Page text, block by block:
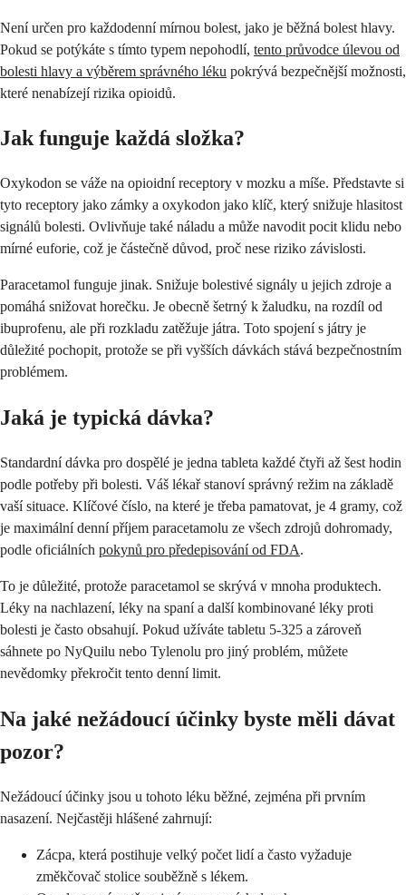
Není určen pro každodenní mírnou bolest, jako je běžná bolest hlavy.
Pokud se potýkáte s tímto typem nepohodlí, tento průvodce úlevou od
bolesti hlavy a výběrem správného léku pokrývá bezpečnější možnosti,
které nenabízejí rizika opioidů.
Jak funguje každá složka?
Oxykodon se váže na opioidní receptory v mozku a míše. Představte si
tyto receptory jako zámky a oxykodon jako klíč, který snižuje hlasitost
signálů bolesti. Ovlivňuje také náladu a může navodit pocit klidu nebo
mírné euforie, což je částečně důvod, proč nese riziko závislosti.
Paracetamol funguje jinak. Snižuje bolestivé signály u jejich zdroje a
pomáhá snižovat horečku. Je obecně šetrný k žaludku, na rozdíl od
ibuprofenu, ale při rozkladu zatěžuje játra. Toto spojení s játry je
důležité pochopit, protože se při vyšších dávkách stává bezpečnostním
problémem.
Jaká je typická dávka?
Standardní dávka pro dospělé je jedna tableta každé čtyři až šest hodin
podle potřeby při bolesti. Váš lékař stanoví správný režim na základě
vaší situace. Klíčové číslo, na které je třeba pamatovat, je 4 gramy, což
je maximální denní příjem paracetamolu ze všech zdrojů dohromady,
podle oficiálních pokynů pro předepisování od FDA.
To je důležité, protože paracetamol se skrývá v mnoha produktech.
Léky na nachlazení, léky na spaní a další kombinované léky proti
bolesti je často obsahují. Pokud užíváte tabletu 5-325 a zároveň
sáhnete po NyQuilu nebo Tylenolu pro jiný problém, můžete
nevědomky překročit tento denní limit.
Na jaké nežádoucí účinky byste měli dávat
pozor?
Nežádoucí účinky jsou u tohoto léku běžné, zejména při prvním
nasazení. Nejčastěji hlášené zahrnují:
Zácpa, která postihuje velký počet lidí a často vyžaduje
změkčovač stolice souběžně s lékem.